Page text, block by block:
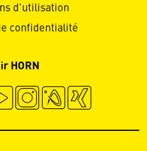
d'utilisation
confidentialité
HORN